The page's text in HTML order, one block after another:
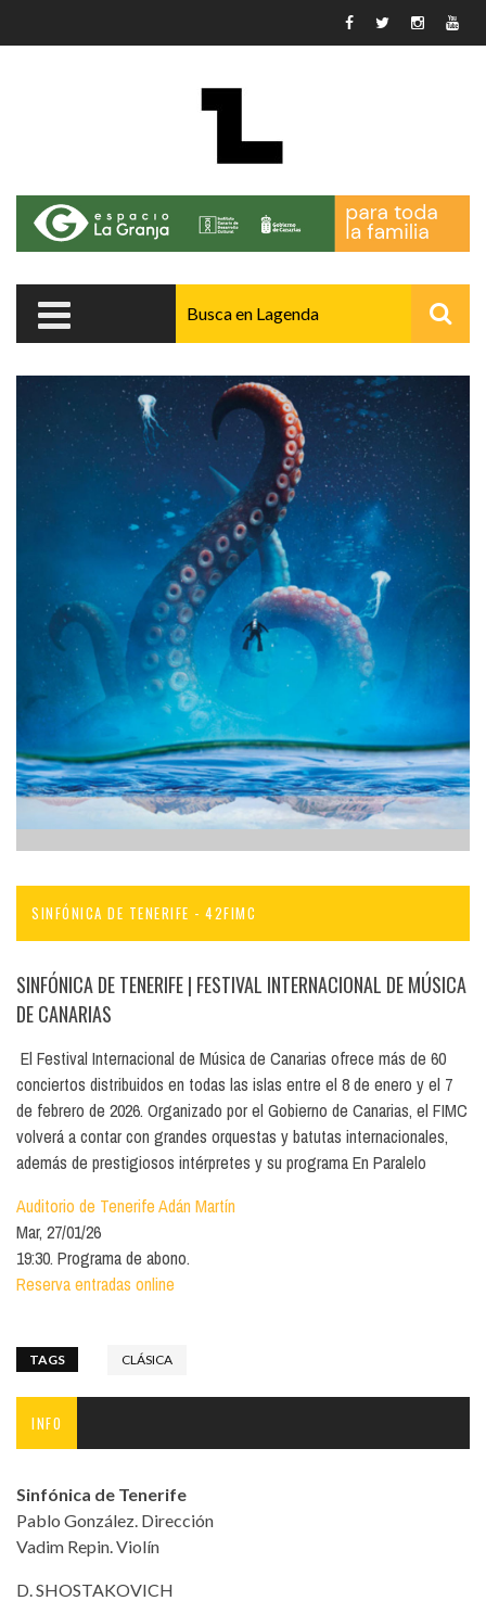
SINFÓNICA DE TENERIFE - 42FIMC
SINFÓNICA DE TENERIFE| FESTIVAL INTERNACIONAL DE MÚSICA
DE CANARIAS
El Festival Internacional de Música de Canarias ofrece más de 60
conciertos distribuidos en todas las islas entre el 8 de enero y el 7
de febrero de 2026. Organizado por el Gobierno de Canarias, el FIMC
volverá a contar con grandes orquestas y batutas internacionales,
además de prestigiosos intérpretes y su programa En Paralelo
Auditorio de Tenerife Adán Martín
Mar, 27/01/26
19:30. Programa de abono.
Reserva entradas online
TAGS CLÁSICA
INFO
Sinfónica de Tenerife
Pablo González. Dirección
Vadim Repin. Violín
D. SHOSTAKOVICH